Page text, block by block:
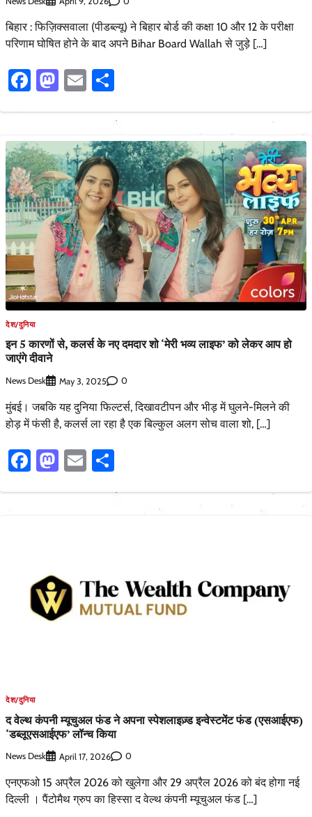
बिहार : फिज़िक्सवाला (पीडब्ल्यू) ने बिहार बोर्ड की कक्षा 10 और 12 के परीक्षा
परिणाम घोषित होने के बाद अपने Bihar Board Wallah से जुड़े […]
Facebook
Mastodon
Email
देश/दुनिया
इन 5 कारणों से, कलर्स के नए दमदार शो ‘मेरी भव्य लाइफ’ को लेकर आप हो
जाएंगे दीवाने
News Desk May 3, 2025 0
मुंबई। जबकि यह दुनिया फिल्टर्स, दिखावटीपन और भीड़ में घुलने-मिलने की
होड़ में फंसी है, कलर्स ला रहा है एक बिल्कुल अलग सोच वाला शो, […]
Facebook
Mastodon
Email
देश/दुनिया
द वेल्थ कंपनी म्यूचुअल फंड ने अपना स्पेशलाइज़्ड इन्वेस्टमेंट फंड (एसआईएफ)
‘डब्लूएसआईएफ’ लॉन्च किया
News Desk April 17, 2026 0
एनएफओ 15 अप्रैल 2026 को खुलेगा और 29 अप्रैल 2026 को बंद होगा नई
दिल्ली । पैंटोमैथ ग्रुप का हिस्सा द वेल्थ कंपनी म्यूचुअल फंड […]